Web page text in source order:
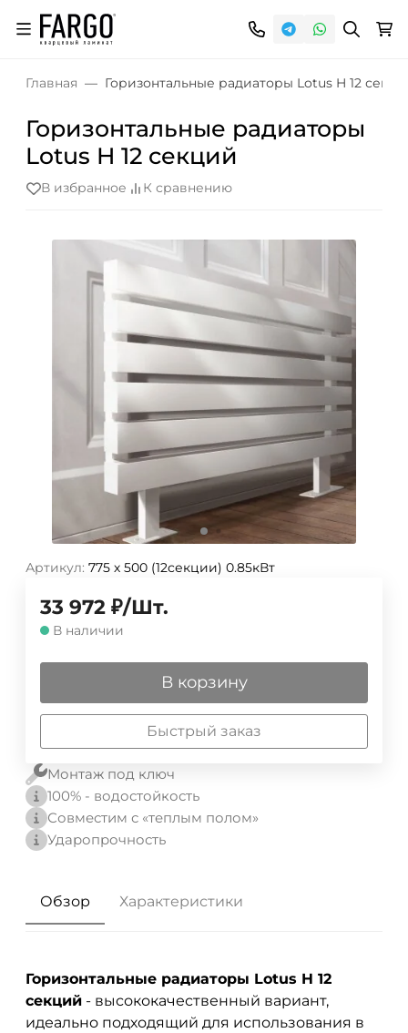
Главная Горизонтальные радиаторы Lotus H 12
Горизонтальные радиаторы
Lotus H 12 секций
В избранное К сравнению
Артикул: 775 х 500 (12секции) 0.85кВт
33 972 ₽/Шт.
В наличии
В корзину
Быстрый заказ
Монтаж под ключ
100% - водостойкость
Совместим с «теплым полом»
Ударопрочность
Обзор Характеристики
Горизонтальные радиаторы Lotus H 12
секций - высококачественный вариант,
идеально подходящий для использования в